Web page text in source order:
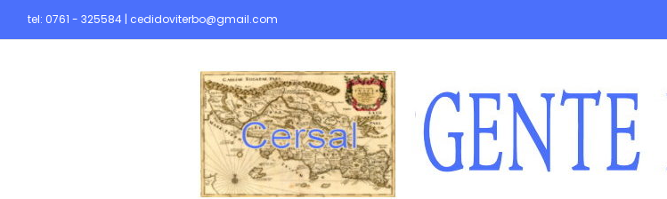
tel: 0761 - 325584 | cedidoviterbo@gmail.com